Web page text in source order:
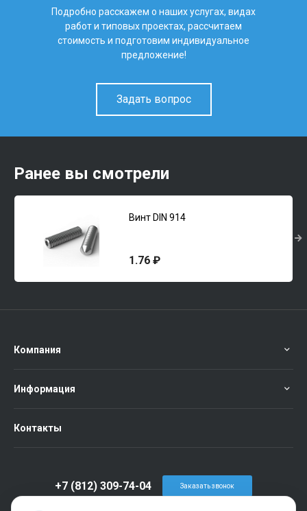
Подробно расскажем о наших услугах, видах
работ и типовых проектах, рассчитаем
стоимость и подготовим индивидуальное
предложение!
Задать вопрос
Ранее вы смотрели
Винт DIN 914
1.76 ₽
Компания
Информация
Контакты
+7 (812) 309-74-04 Заказать звонок